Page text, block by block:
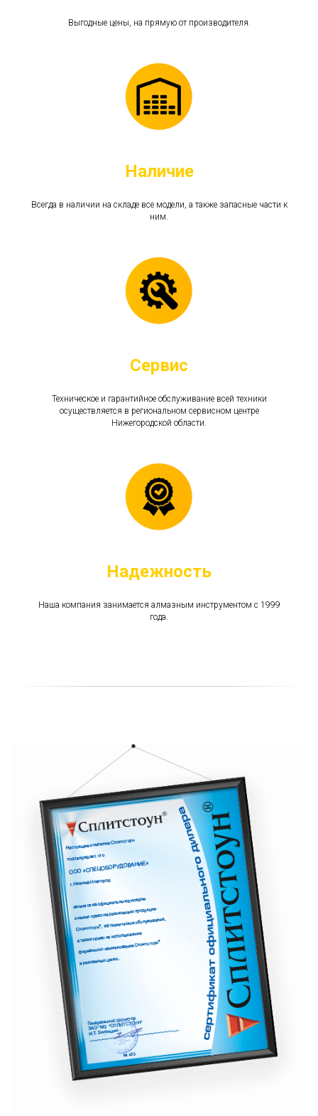
Выгодные цены, на прямую от производителя.
Наличие
Всегда в наличии на складе все модели, а также запасные части к
ним.
Сервис
Техническое и гарантийное обслуживание всей техники
осуществляется в региональном сервисном центре
Нижегородской области.
Надежность
Наша компания занимается алмазным инструментом c 1999
года.